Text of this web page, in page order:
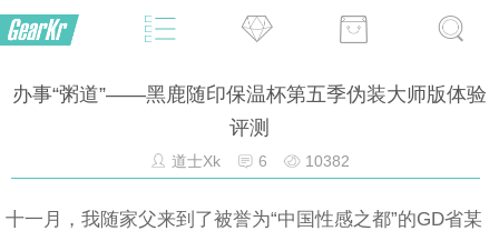
办事“粥道”——黑鹿随印保温杯第五季伪装大师版体验
评测
道士Xk 6 10382
十一月，我随家父来到了被誉为“中国性感之都”的GD省某